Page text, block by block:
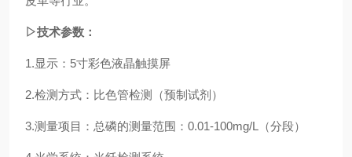
▷技术参数：
1.显示：5寸彩色液晶触摸屏
2.检测方式：比色管检测（预制试剂）
3.测量项目：总磷的测量范围：0.01-100mg/L（分段）